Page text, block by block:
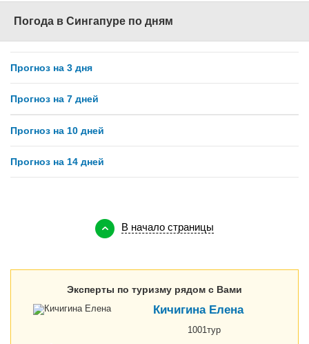
Погода в Сингапуре по дням
Прогноз на 3 дня
Прогноз на 7 дней
Прогноз на 10 дней
Прогноз на 14 дней
В начало страницы
Эксперты по туризму рядом с Вами
Кичигина Елена
1001тур